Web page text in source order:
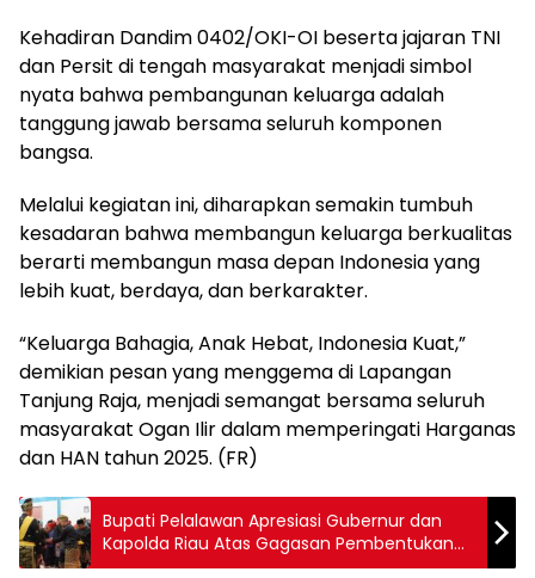
Kehadiran Dandim 0402/OKI-OI beserta jajaran TNI
dan Persit di tengah masyarakat menjadi simbol
nyata bahwa pembangunan keluarga adalah
tanggung jawab bersama seluruh komponen
bangsa.
Melalui kegiatan ini, diharapkan semakin tumbuh
kesadaran bahwa membangun keluarga berkualitas
berarti membangun masa depan Indonesia yang
lebih kuat, berdaya, dan berkarakter.
“Keluarga Bahagia, Anak Hebat, Indonesia Kuat,”
demikian pesan yang menggema di Lapangan
Tanjung Raja, menjadi semangat bersama seluruh
masyarakat Ogan Ilir dalam memperingati Harganas
dan HAN tahun 2025. (FR)
Bupati Pelalawan Apresiasi Gubernur dan
Kapolda Riau Atas Gagasan Pembentukan
Laskar Hulubalang Melayu